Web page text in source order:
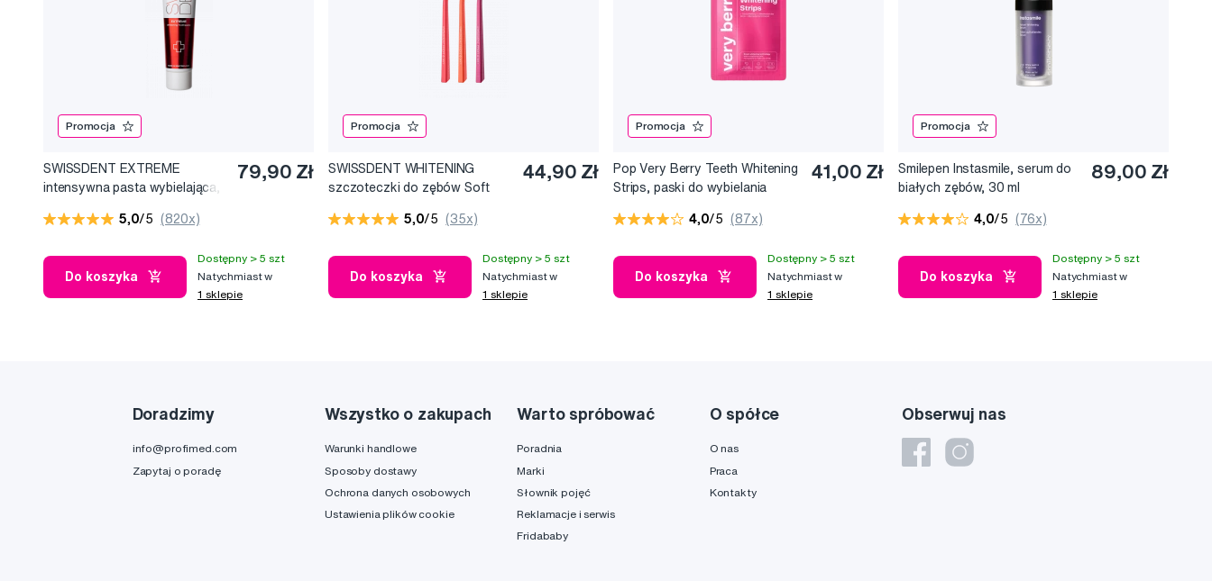
Promocja
SWISSDENT EXTREME
intensywna pasta wybielająca,
79,90 Zł
5,0/5 (820x)
Do koszyka
Dostępny > 5 szt
Natychmiast w
1 sklepie
Promocja
SWISSDENT WHITENING
szczoteczki do zębów Soft
44,90 Zł
5,0/5 (35x)
Do koszyka
Dostępny > 5 szt
Natychmiast w
1 sklepie
Promocja
Pop Very Berry Teeth Whitening
Strips, paski do wybielania
41,00 Zł
4,0/5 (87x)
Do koszyka
Dostępny > 5 szt
Natychmiast w
1 sklepie
Promocja
Smilepen Instasmile, serum do
białych zębów, 30 ml
89,00 Zł
4,0/5 (76x)
Do koszyka
Dostępny > 5 szt
Natychmiast w
1 sklepie
Obserwuj nas
Doradzimy
info@profimed.com
Zapytaj o poradę
Wszystko o zakupach
Warunki handlowe
Sposoby dostawy
Ochrona danych osobowych
Ustawienia plików cookie
Warto spróbować
Poradnia
Marki
Słownik pojęć
Reklamacje i serwis
Fridababy
O spółce
O nas
Praca
Kontakty